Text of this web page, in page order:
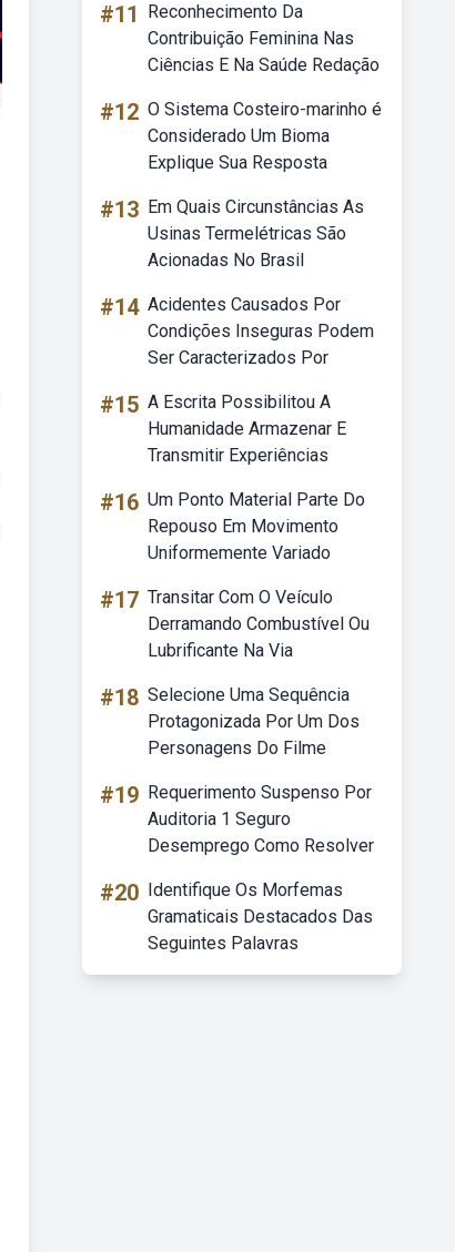
#11
Reconhecimento Da
Contribuição Feminina Nas
Ciências E Na Saúde Redação
#12 O Sistema Costeiro-marinho é
Considerado Um Bioma
Explique Sua Resposta
#13 Em Quais Circunstâncias As
Usinas Termelétricas São
Acionadas No Brasil
#14 Acidentes Causados Por
Condições Inseguras Podem
Ser Caracterizados Por
#15 A Escrita Possibilitou A
Humanidade Armazenar E
Transmitir Experiências
#16 Um Ponto Material Parte Do
Repouso Em Movimento
Uniformemente Variado
#17 Transitar Com O Veículo
Derramando Combustível Ou
Lubrificante Na Via
#18 Selecione Uma Sequência
Protagonizada Por Um Dos
Personagens Do Filme
#19 Requerimento Suspenso Por
Auditoria 1 Seguro
Desemprego Como Resolver
#20 Identifique Os Morfemas
Gramaticais Destacados Das
Seguintes Palavras